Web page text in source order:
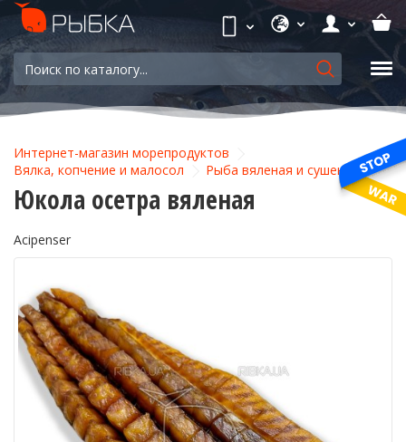
Интернет-магазин морепродуктов
Вялка, копчение и малосол
Рыба вяленая и сушеная
Юкола осетра вяленая
Acipenser